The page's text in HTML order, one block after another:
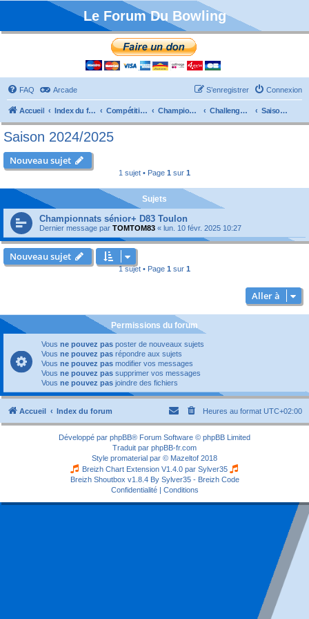
Le Forum Du Bowling
FAQ Arcade Connexion
S’enregistrer
Accueil Index du forum Compétitions Championnats de France Challenge Vétérans Saison 2024/2025
Saison 2024/2025
Nouveau sujet
1 sujet • Page 1 sur 1
Sujets
Championnats sénior+ D83 Toulon
Dernier message par TOMTOM83 « lun. 10 févr. 2025 10:27
Nouveau sujet
1 sujet • Page 1 sur 1
Aller à
Permissions du forum
Vous ne pouvez pas poster de nouveaux sujets
Vous ne pouvez pas répondre aux sujets
Vous ne pouvez pas modifier vos messages
Vous ne pouvez pas supprimer vos messages
Vous ne pouvez pas joindre des fichiers
Accueil Index du forum Heures au format UTC+02:00
Développé par phpBB® Forum Software © phpBB Limited
Traduit par phpBB-fr.com
Style promaterial par © Mazeltof 2018
Breizh Chart Extension V1.4.0 par Sylver35
Breizh Shoutbox v1.8.4 By Sylver35 - Breizh Code
Confidentialité| Conditions